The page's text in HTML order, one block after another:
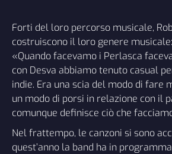
Forti del loro percorso musicale,
costruiscono il loro genere
«Quando facevamo i Perlasca
con Desva abbiamo tenuto casual
indie. Era una scia del modo di fare
un modo di porsi in relazione con il
comunque definisce ciò che
Nel frattempo, le canzoni si sono
quest’anno la band ha in